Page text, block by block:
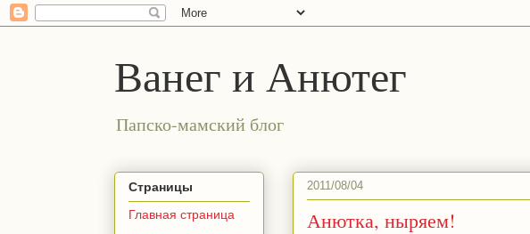
Ванег и Анютег
Папско-мамский блог
2011/08/04
Анютка, ныряем!
Страницы
Главная страница